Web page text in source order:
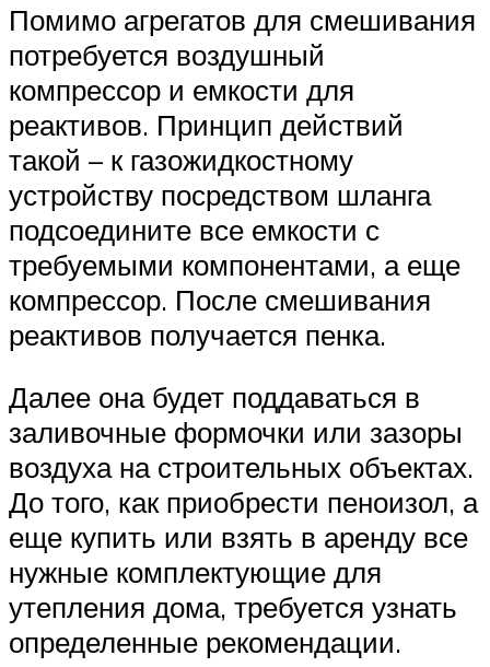
Помимо агрегатов для смешивания
потребуется воздушный
компрессор и емкости для
реактивов. Принцип действий
такой – к газожидкостному
устройству посредством шланга
подсоедините все емкости с
требуемыми компонентами, а еще
компрессор. После смешивания
реактивов получается пенка.
Далее она будет поддаваться в
заливочные формочки или зазоры
воздуха на строительных объектах.
До того, как приобрести пеноизол, а
еще купить или взять в аренду все
нужные комплектующие для
утепления дома, требуется узнать
определенные рекомендации.